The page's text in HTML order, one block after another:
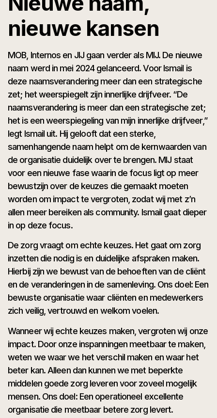
nieuwe kansen
MOB, Internos en JIJ gaan verder als MIJ. De nieuwe
naam werd in mei 2024 gelanceerd. Voor Ismail is
deze naamsverandering meer dan een strategische
zet; het weerspiegelt zijn innerlijke drijfveer. “De
naamsverandering is meer dan een strategische zet;
het is een weerspiegeling van mijn innerlijke drijfveer,”
legt Ismail uit. Hij gelooft dat een sterke,
samenhangende naam helpt om de kernwaarden van
de organisatie duidelijk over te brengen. MIJ staat
voor een nieuwe fase waarin de focus ligt op meer
bewustzijn over de keuzes die gemaakt moeten
worden om impact te vergroten, zodat wij met z’n
allen meer bereiken als community. Ismail gaat dieper
in op deze focus.
De zorg vraagt om echte keuzes. Het gaat om zorg
inzetten die nodig is en duidelijke afspraken maken.
Hierbij zijn we bewust van de behoeften van de cliënt
en de veranderingen in de samenleving. Ons doel: Een
bewuste organisatie waar cliënten en medewerkers
zich veilig, vertrouwd en welkom voelen.
Wanneer wij echte keuzes maken, vergroten wij onze
impact. Door onze inspanningen meetbaar te maken,
weten we waar we het verschil maken en waar het
beter kan. Alleen dan kunnen we met beperkte
middelen goede zorg leveren voor zoveel mogelijk
mensen. Ons doel: Een operationeel excellente
organisatie die meetbaar betere zorg levert.